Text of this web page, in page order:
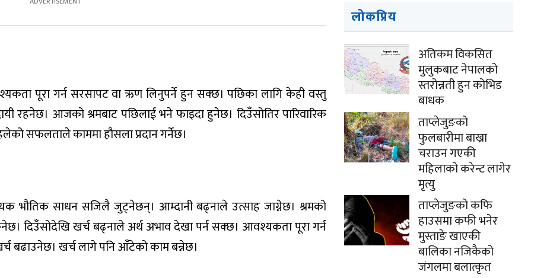
पूरा गर्न सरसापट वा ऋण लिनुपर्ने हुन सक्छ। पछिका लागि केही वस्तु
रहनेछ। आजको श्रमबाट पछिलाई भने फाइदा हुनेछ। दिउँसोतिर पारिवारिक
सफलताले काममा हौसला प्रदान गर्नेछ।
भौतिक साधन सजिलै जुट्नेछन्। आम्दानी बढ्नाले उत्साह जाग्नेछ। श्रमको
दिउँसोदेखि खर्च बढ्नाले अर्थ अभाव देखा पर्न सक्छ। आवश्यकता पूरा गर्न
खर्च लागे पनि आँटेको काम बन्नेछ।
लोकप्रिय
अतिकम विकसित
मुलुकबाट नेपालको
स्तरोन्नती हुन कोभिड
बाधक
ताप्लेजुङको
फुलबारीमा बाख्रा
चराउन गएकी
महिलाको करेन्ट लागेर
मृत्यु
ताप्लेजुङको कफि
हाउसमा कफी भनेर
मुस्ताङे खाएकी
बालिका नजिकैको
जंगलमा बलात्कृत